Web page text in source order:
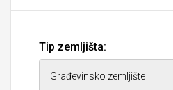
Tip zemljišta: